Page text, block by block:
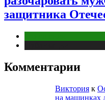
защитника
Комментарии
Виктория к
на машинках